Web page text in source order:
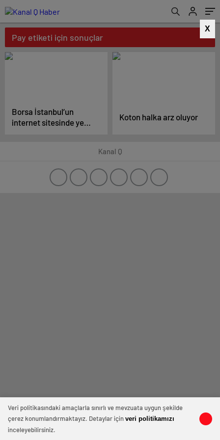
X
Pay etiketi için sonuçlar
Borsa İstanbul’un
internet sitesinde yeni
Koton halka arz oluyor
Kanal Q
Veri politikasındaki amaçlarla sınırlı ve mevzuata uygun şekilde
çerez konumlandırmaktayız. Detaylar için veri politikamızı
inceleyebilirsiniz.